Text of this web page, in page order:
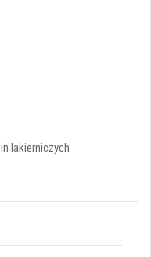
lakierniczych